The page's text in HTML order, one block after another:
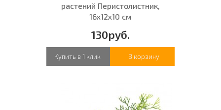
растений Перистолистник,
16x12x10 см
130руб.
Купить в 1 клик В корзину